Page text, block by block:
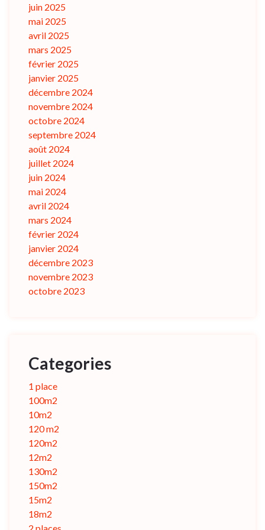
juin 2025
mai 2025
avril 2025
mars 2025
février 2025
janvier 2025
décembre 2024
novembre 2024
octobre 2024
septembre 2024
août 2024
juillet 2024
juin 2024
mai 2024
avril 2024
mars 2024
février 2024
janvier 2024
décembre 2023
novembre 2023
octobre 2023
Categories
1 place
100m2
10m2
120 m2
120m2
12m2
130m2
150m2
15m2
18m2